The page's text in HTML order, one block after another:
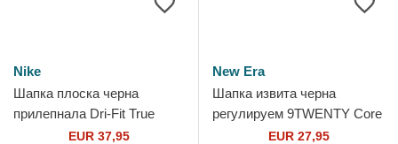
Nike
Шапка плоска черна
прилепнала Dri-Fit True
Structured Round Bill на
EUR 37,95
New Era
Шапка извита черна
регулируем 9TWENTY Core
Classic на Chicago White
EUR 27,95